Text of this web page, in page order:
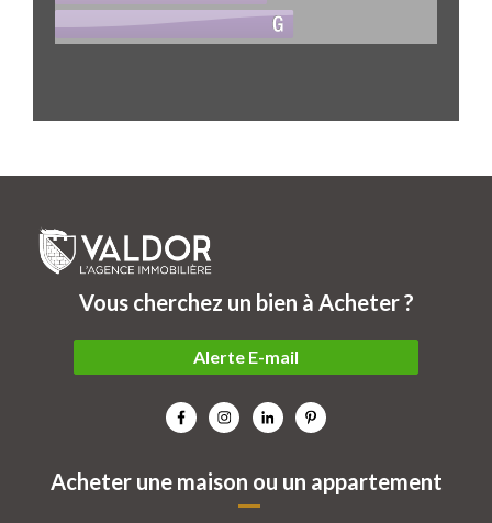
Acheter une maison ou un appartement
Vous cherchez un bien à Acheter ?
Alerte E-mail